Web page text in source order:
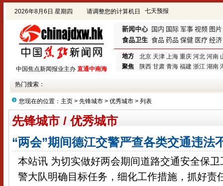
2026年8月6日 星期四
请调整您的计算机日
中国焦点新闻报业主办 直通中南海
新闻中心 国内 国际 军事 视频 图片
食品卫生 食品 药品 保健 医疗 经济
地方
聚焦
北京 天津 上海 重庆 河北 河南
陕西 甘肃 青海 福建 浙江 湖南
热门搜索：
您现在的位置： 主页 > 先锋城市 > 优秀城市 > 列表
先锋城市 / 优秀城市
“两会”期间德江交警严查各类交通违法
本站讯 为切实做好两会期间道路交通安全保
警大队明确目标任务，细化工作措施，抓好责